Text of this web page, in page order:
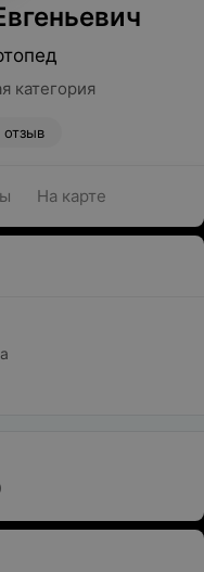
категория
отзыв
На карте